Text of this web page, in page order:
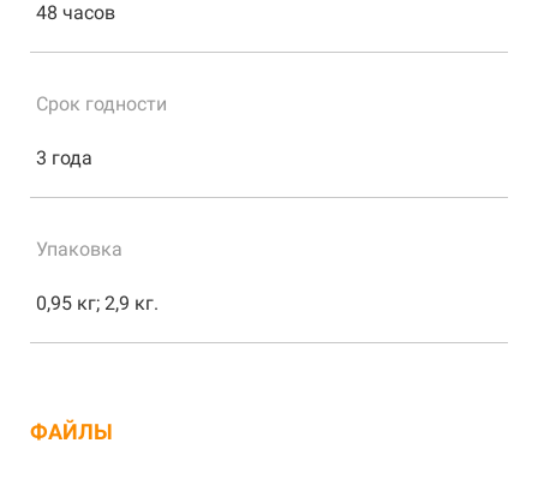
48 часов
Срок годности
3 года
Упаковка
0,95 кг; 2,9 кг.
ФАЙЛЫ